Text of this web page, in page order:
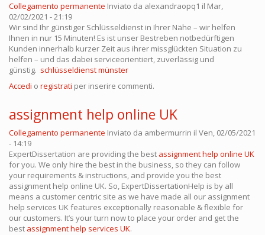
Collegamento permanente Inviato da alexandraopq1 il Mar,
02/02/2021 - 21:19
Wir sind Ihr günstiger Schlüsseldienst in Ihrer Nähe – wir helfen
Ihnen in nur 15 Minuten! Es ist unser Bestreben notbedürftigen
Kunden innerhalb kurzer Zeit aus ihrer missglückten Situation zu
helfen – und das dabei serviceorientiert, zuverlässig und
günstig. schlüsseldienst münster
Accedi o registrati per inserire commenti.
assignment help online UK
Collegamento permanente Inviato da ambermurrin il Ven, 02/05/2021
- 14:19
ExpertDissertation are providing the best assignment help online UK
for you. We only hire the best in the business, so they can follow
your requirements & instructions, and provide you the best
assignment help online UK. So, ExpertDissertationHelp is by all
means a customer centric site as we have made all our assignment
help services UK features exceptionally reasonable & flexible for
our customers. It’s your turn now to place your order and get the
best assignment help services UK.